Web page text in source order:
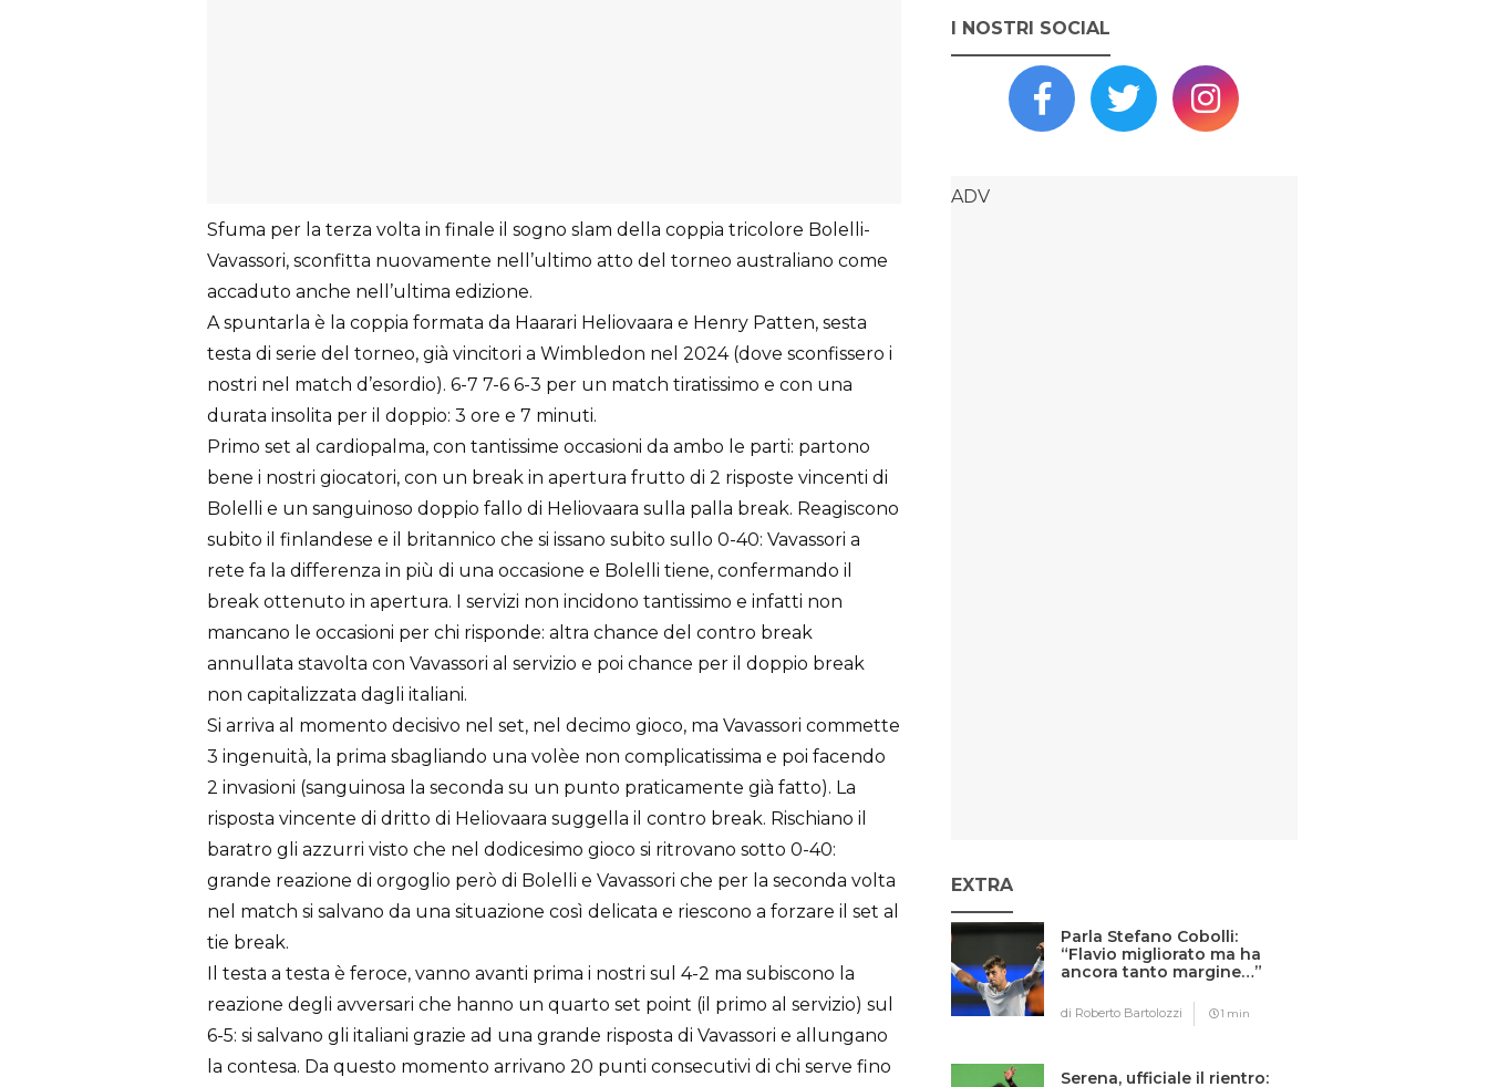
Sfuma per la terza volta in finale il sogno slam della coppia tricolore Bolelli-
Vavassori, sconfitta nuovamente nell’ultimo atto del torneo australiano come
accaduto anche nell’ultima edizione.
A spuntarla è la coppia formata da Haarari Heliovaara e Henry Patten, sesta
testa di serie del torneo, già vincitori a Wimbledon nel 2024 (dove sconfissero i
nostri nel match d’esordio). 6-7 7-6 6-3 per un match tiratissimo e con una
durata insolita per il doppio: 3 ore e 7 minuti.
Primo set al cardiopalma, con tantissime occasioni da ambo le parti: partono
bene i nostri giocatori, con un break in apertura frutto di 2 risposte vincenti di
Bolelli e un sanguinoso doppio fallo di Heliovaara sulla palla break. Reagiscono
subito il finlandese e il britannico che si issano subito sullo 0-40: Vavassori a
rete fa la differenza in più di una occasione e Bolelli tiene, confermando il
break ottenuto in apertura. I servizi non incidono tantissimo e infatti non
mancano le occasioni per chi risponde: altra chance del contro break
annullata stavolta con Vavassori al servizio e poi chance per il doppio break
non capitalizzata dagli italiani.
Si arriva al momento decisivo nel set, nel decimo gioco, ma Vavassori commette
3 ingenuità, la prima sbagliando una volèe non complicatissima e poi facendo
2 invasioni (sanguinosa la seconda su un punto praticamente già fatto). La
risposta vincente di dritto di Heliovaara suggella il contro break. Rischiano il
baratro gli azzurri visto che nel dodicesimo gioco si ritrovano sotto 0-40:
grande reazione di orgoglio però di Bolelli e Vavassori che per la seconda volta
nel match si salvano da una situazione così delicata e riescono a forzare il set al
tie break.
Il testa a testa è feroce, vanno avanti prima i nostri sul 4-2 ma subiscono la
reazione degli avversari che hanno un quarto set point (il primo al servizio) sul
6-5: si salvano gli italiani grazie ad una grande risposta di Vavassori e allungano
la contesa. Da questo momento arrivano 20 punti consecutivi di chi serve fino
I NOSTRI SOCIAL
EXTRA
Parla Stefano Cobolli:
“Flavio migliorato ma ha
ancora tanto margine…”
di Roberto Bartolozzi 1 min
Serena, ufficiale il rientro: